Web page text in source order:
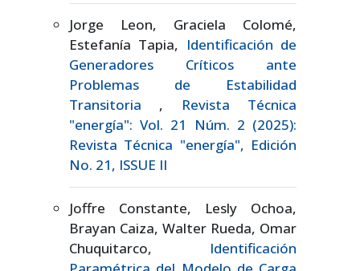
Jorge Leon, Graciela Colomé,
Estefanía Tapia, Identificación de
Generadores Críticos ante
Problemas de Estabilidad
Transitoria ,
Revista Técnica
"energía": Vol. 21 Núm. 2 (2025):
Revista Técnica "energía", Edición
No. 21, ISSUE II
Joffre Constante, Lesly Ochoa,
Brayan Caiza, Walter Rueda, Omar
Chuquitarco, Identificación